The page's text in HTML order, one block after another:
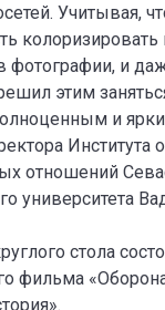
Учитывая,
колоризировать
фотографии, и
этим
и
Института
отношений
университета
стола
фильма